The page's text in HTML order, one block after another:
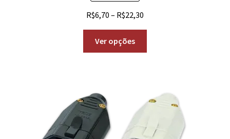
R$6,70 – R$22,30
Ver opções